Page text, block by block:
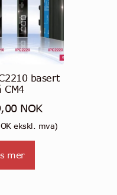
basert
CM4
NOK
ekskl. mva)
mer